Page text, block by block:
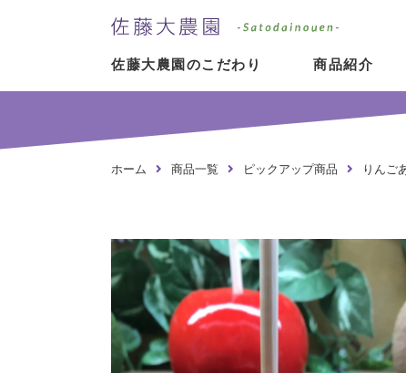
佐藤大農園
佐藤大農園のこだわり 商品紹介
ホーム 商品一覧 ピックアップ商品 りんご